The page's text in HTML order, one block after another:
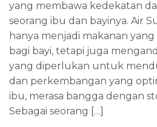
yang membawa kedekatan
seorang ibu dan bayinya. Air
hanya menjadi makanan
bagi bayi, tetapi juga
yang diperlukan untuk
dan perkembangan yang
ibu, merasa bangga dengan
Sebagai seorang […]